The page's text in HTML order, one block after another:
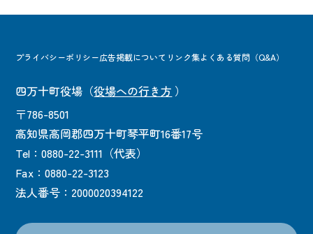
プライバシーポリシー広告掲載について リンク集よくある質問（Q&A）
四万十町役場 （役場への行き方 ）
〒786-8501
高知県高岡郡四万十町琴平町16番17号
Tel：0880-22-3111（代表）
Fax：0880-22-3123
法人番号：2000020394122